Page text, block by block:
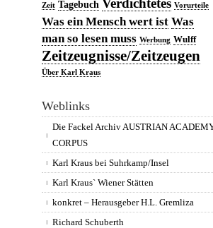
Zeit Tagebuch Verdichtetes Vorurteile
Was ein Mensch wert ist Was
man so lesen muss Werbung Wulff
Zeitzeugnisse/Zeitzeugen
Über Karl Kraus
Weblinks
Die Fackel Archiv AUSTRIAN
CORPUS
Karl Kraus bei Suhrkamp/Insel
Karl Kraus` Wiener Stätten
konkret – Herausgeber H.L. Gremliza
Richard Schuberth